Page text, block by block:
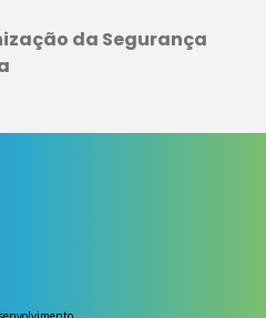
da Segurança